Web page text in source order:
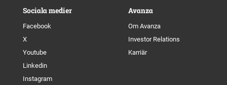
Sociala medier
Facebook
X
Youtube
Linkedin
Instagram
Avanza
Om Avanza
Investor Relations
Karriär